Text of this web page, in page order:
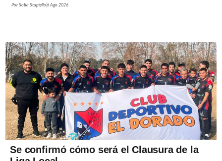
PorSofía Stupiello6 Ago 2026
Se confirmó cómo será el Clausura de la